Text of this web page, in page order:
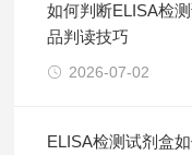
如何判断ELISA检
品判读技巧
2026-07-02
ELISA检测试剂盒